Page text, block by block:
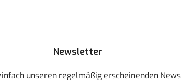
Newsletter
unseren regelmäßig erscheinenden